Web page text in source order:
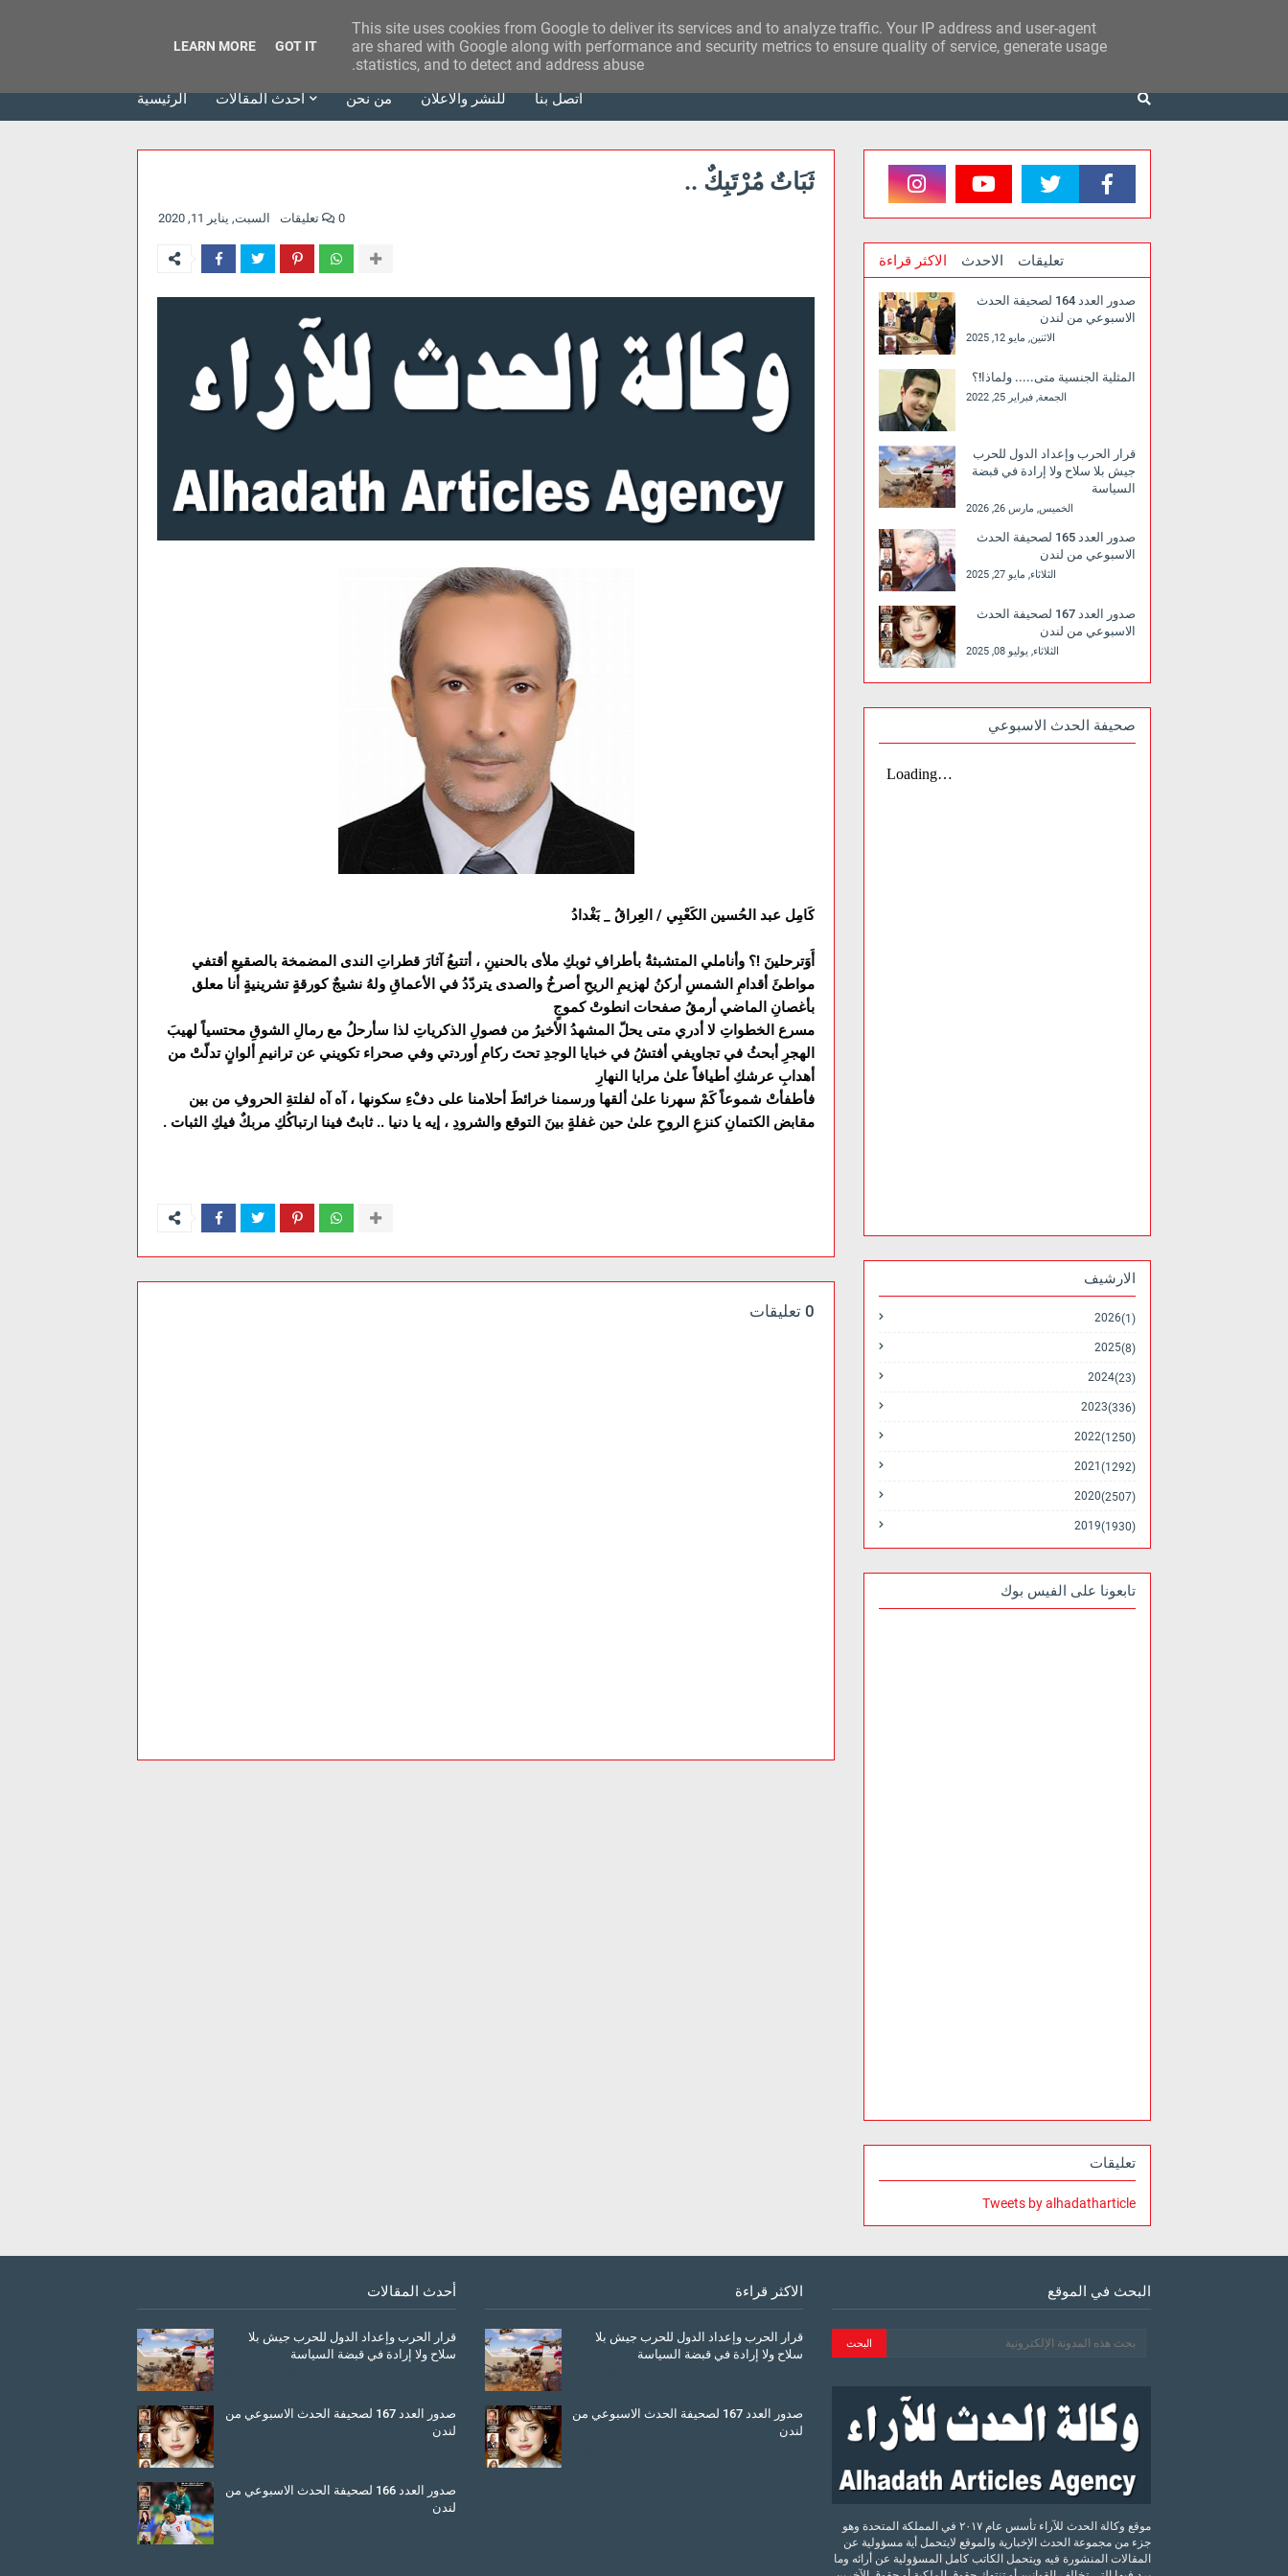
وكالة الحدث للآراء
الرئيسية أحدث المقالات من نحن للنشر والاعلان أتصل بنا
ثَبَاتٌ مُرْتَبِكٌ ..
السبت, يناير 11, 2020 0 تعليقات
كَامِل عبد الحُسين الكَعْبِي / العِراقُ _ بَغْدادُ
أَوَترحلينَ !؟ وأناملي المتشبثةُ بأطرافِ ثوبكِ ملأى بالحنينِ ، أتتبعُ آثارَ قطراتِ الندى المضمخة بالصقيعِ أقتفي
مواطئَ أقدامِ الشمسِ أركنُ لهزيمِ الريحِ أصرخُ والصدى يتردّدُ في الأعماقِ ولهُ نشيجٌ كورقةٍ تشرينيةٍ أنا معلق
بأغصانِ الماضي أرمقُ صفحات انطوتْ كموجٍ
مسرع الخطواتِ لا أدري متى يحلّ المشهدُ الأخيرُ من فصولِ الذكرياتِ لذا سأرحلُ مع رمالِ الشوقِ محتسياً لهيبَ
الهجرِ أبحثُ في تجاويفي أفتشُ في خبايا الوجدِ تحتَ ركامِ أوردتي وفي صحراء تكويني عن ترانيمِ ألوانٍ تدلّتْ من
أهدابِ عرشكِ أطيافاً علىٰ مرايا النهارِ
فأطفأتْ شموعاً كَمْ سهرنا علىٰ ألقها ورسمنا خرائطَ أحلامنا على دفْءِ سكونها ، آه آه لفلتةِ الحروفِ من بين
مقابض الكتمانِ كنزعِ الروحِ علىٰ حين غفلةٍ بينَ التوقع والشرودِ ، إيه يا دنيا .. ثابتٌ فينا ارتباكُكِ مربكٌ فيكِ الثبات .
0 تعليقات
الاكثر قراءة الاحدث تعليقات
صدور العدد 164 لصحيفة الحدث
الاسبوعي من لندن
الاثنين, مايو 12, 2025
المثلية الجنسية متى..... ولماذا!؟
الجمعة, فبراير 25, 2022
قرار الحرب وإعداد الدول للحرب
جيش بلا سلاح ولا إرادة في قبضة
السياسة
الخميس, مارس 26, 2026
صدور العدد 165 لصحيفة الحدث
الاسبوعي من لندن
الثلاثاء, مايو 27, 2025
صدور العدد 167 لصحيفة الحدث
الاسبوعي من لندن
الثلاثاء, يوليو 08, 2025
صحيفة الحدث الاسبوعي
الارشيف
2026 (1)
2025 (8)
2024 (23)
2023 (336)
2022 (1250)
2021 (1292)
2020 (2507)
2019 (1930)
تابعونا على الفيس بوك
تعليقات
Tweets by alhadatharticle
البحث في الموقع
موقع وكالة الحدث للآراء تأسس عام ٢٠١٧ في المملكة المتحدة وهو
جزء من مجموعة الحدث الإخبارية والموقع لايتحمل أية مسؤولية عن
المقالات المنشورة فيه ويتحمل الكاتب كامل المسؤولية عن أرائه وما
الاكثر قراءة
قرار الحرب وإعداد الدول للحرب جيش بلا
سلاح ولا إرادة في قبضة السياسة
صدور العدد 167 لصحيفة الحدث الاسبوعي من
لندن
أحدث المقالات
قرار الحرب وإعداد الدول للحرب جيش بلا
سلاح ولا إرادة في قبضة السياسة
صدور العدد 167 لصحيفة الحدث الاسبوعي من
لندن
صدور العدد 166 لصحيفة الحدث الاسبوعي من
لندن
This site uses cookies from Google to deliver its services and to analyze traffic. Your IP address and user-agent
are shared with Google along with performance and security metrics to ensure quality of service, generate usage
statistics, and to detect and address abuse.
LEARN MORE GOT IT